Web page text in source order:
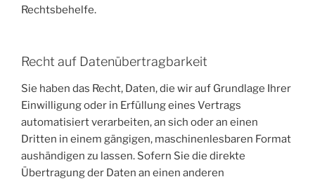
Rechtsbehelfe.
Recht auf Daten­übertrag­barkeit
Sie haben das Recht, Daten, die wir auf Grundlage Ihrer
Einwilligung oder in Erfüllung eines Vertrags
automatisiert verarbeiten, an sich oder an einen
Dritten in einem gängigen, maschinenlesbaren Format
aushändigen zu lassen. Sofern Sie die direkte
Übertragung der Daten an einen anderen